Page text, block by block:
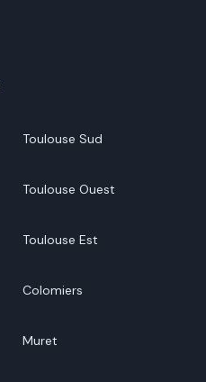
Toulouse Sud
Toulouse Ouest
Toulouse Est
Colomiers
Muret